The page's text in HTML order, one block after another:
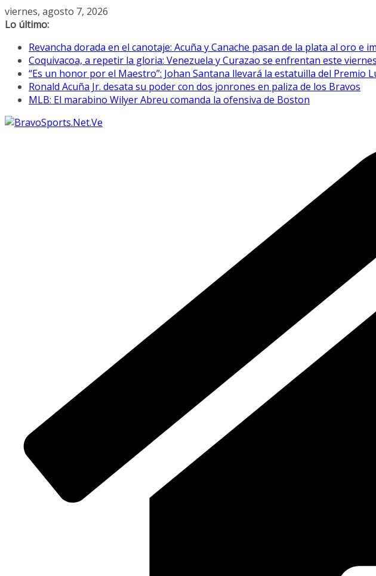
Saltar
al
viernes, agosto 7, 2026
Lo último:
Revancha dorada en el canotaje: Acuña y Canache pasan de la plata al oro e
Coquivacoa, a repetir la gloria: Venezuela y Curazao se enfrentan este
“Es un honor por el Maestro”: Johan Santana llevará la estatuilla del Premio
Ronald Acuña Jr. desata su poder con dos jonrones en paliza de los Bravos
MLB: El marabino Wilyer Abreu comanda la ofensiva de Boston